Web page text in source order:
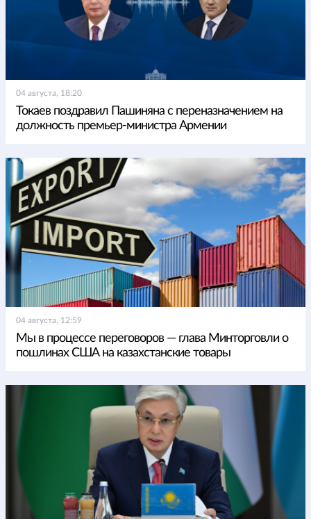
04 августа, 18:20
Токаев поздравил Пашиняна с переназначением на
должность премьер-министра Армении
04 августа, 12:59
Мы в процессе переговоров — глава Минторговли о
пошлинах США на казахстанские товары